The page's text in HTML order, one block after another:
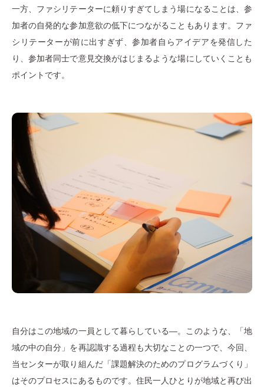
一方、ファシリテーターに頼りすぎてしまう場になることは、参
加者の自発的な参加意欲の低下につながることもあります。ファ
シリテーターが前に出すぎず、参加者自らアイデアを発信した
り、参加者同士で意見交換がはじまるような場にしていくことも
ポイントです。
自分はこの地域の一員として暮らしている―。このような、「地
域の中の自分」を再認識する過程も大切なことの一つで、今回、
当センターが取り組んだ「課題解決のためのプログラムづくり」
はそのプロセスにあるものです。住民一人ひとりが地域と再び出